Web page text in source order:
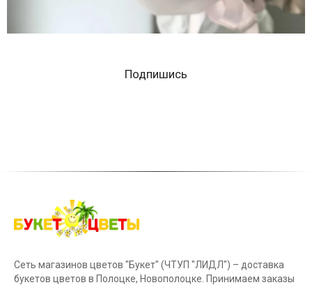
Подпишись
Сеть магазинов цветов "Букет" (ЧТУП "ЛИДЛ") – доставка
букетов цветов в Полоцке, Новополоцке. Принимаем заказы